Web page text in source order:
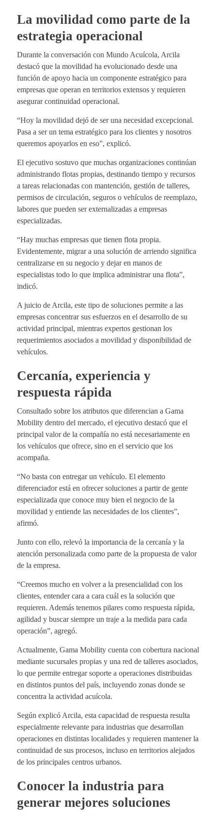
La movilidad como parte de la
estrategia operacional
Durante la conversación con Mundo Acuícola, Arcila
destacó que la movilidad ha evolucionado desde una
función de apoyo hacia un componente estratégico para
empresas que operan en territorios extensos y requieren
asegurar continuidad operacional.
“Hoy la movilidad dejó de ser una necesidad excepcional.
Pasa a ser un tema estratégico para los clientes y nosotros
queremos apoyarlos en eso”, explicó.
El ejecutivo sostuvo que muchas organizaciones continúan
administrando flotas propias, destinando tiempo y recursos
a tareas relacionadas con mantención, gestión de talleres,
permisos de circulación, seguros o vehículos de reemplazo,
labores que pueden ser externalizadas a empresas
especializadas.
“Hay muchas empresas que tienen flota propia.
Evidentemente, migrar a una solución de arriendo significa
centralizarse en su negocio y dejar en manos de
especialistas todo lo que implica administrar una flota”,
indicó.
A juicio de Arcila, este tipo de soluciones permite a las
empresas concentrar sus esfuerzos en el desarrollo de su
actividad principal, mientras expertos gestionan los
requerimientos asociados a movilidad y disponibilidad de
vehículos.
Cercanía, experiencia y
respuesta rápida
Consultado sobre los atributos que diferencian a Gama
Mobility dentro del mercado, el ejecutivo destacó que el
principal valor de la compañía no está necesariamente en
los vehículos que ofrece, sino en el servicio que los
acompaña.
“No basta con entregar un vehículo. El elemento
diferenciador está en ofrecer soluciones a partir de gente
especializada que conoce muy bien el negocio de la
movilidad y entiende las necesidades de los clientes”,
afirmó.
Junto con ello, relevó la importancia de la cercanía y la
atención personalizada como parte de la propuesta de valor
de la empresa.
“Creemos mucho en volver a la presencialidad con los
clientes, entender cara a cara cuál es la solución que
requieren. Además tenemos pilares como respuesta rápida,
agilidad y buscar siempre un traje a la medida para cada
operación”, agregó.
Actualmente, Gama Mobility cuenta con cobertura nacional
mediante sucursales propias y una red de talleres asociados,
lo que permite entregar soporte a operaciones distribuidas
en distintos puntos del país, incluyendo zonas donde se
concentra la actividad acuícola.
Según explicó Arcila, esta capacidad de respuesta resulta
especialmente relevante para industrias que desarrollan
operaciones en distintas localidades y requieren mantener la
continuidad de sus procesos, incluso en territorios alejados
de los principales centros urbanos.
Conocer la industria para
generar mejores soluciones